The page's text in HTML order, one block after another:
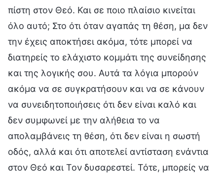
πίστη στον Θεό. Και σε ποιο πλαίσιο κινείται
όλο αυτό; Στο ότι όταν αγαπάς τη θέση, μα δεν
την έχεις αποκτήσει ακόμα, τότε μπορεί να
διατηρείς το ελάχιστο κομμάτι της συνείδησης
και της λογικής σου. Αυτά τα λόγια μπορούν
ακόμα να σε συγκρατήσουν και να σε κάνουν
να συνειδητοποιήσεις ότι δεν είναι καλό και
δεν συμφωνεί με την αλήθεια το να
απολαμβάνεις τη θέση, ότι δεν είναι η σωστή
οδός, αλλά και ότι αποτελεί αντίσταση ενάντια
στον Θεό και Τον δυσαρεστεί. Τότε, μπορείς να